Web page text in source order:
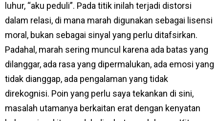
luhur, “aku peduli”. Pada titik inilah terjadi distorsi
dalam relasi, di mana marah digunakan sebagai lisensi
moral, bukan sebagai sinyal yang perlu ditafsirkan.
Padahal, marah sering muncul karena ada batas yang
dilanggar, ada rasa yang dipermalukan, ada emosi yang
tidak dianggap, ada pengalaman yang tidak
direkognisi. Poin yang perlu saya tekankan di sini,
masalah utamanya berkaitan erat dengan kenyatan